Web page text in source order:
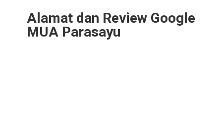
Alamat dan Review Google
MUA Parasayu